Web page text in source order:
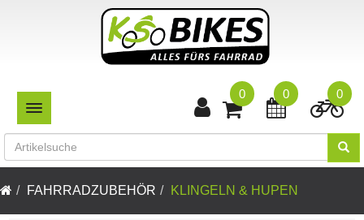
TOGGLE NAVIGATION
0
0
0
FAHRRADZUBEHÖR KLINGELN & HUPEN